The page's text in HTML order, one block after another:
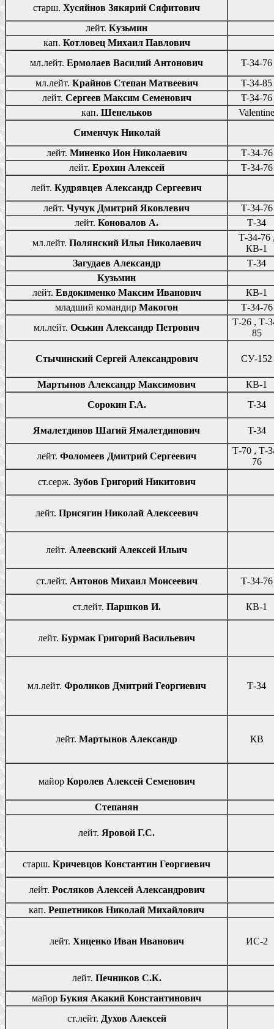
старш. Хусяйнов Зякярий Сяфитович
лейт. Кузьмин
кап. Котловец Михаил Павлович
мл.лейт. Ермолаев Василий Антонович
T-34-76
мл.лейт. Крайнов Степан Матвеевич
T-34-85
лейт. Сергеев Максим Семенович
T-34-76
кап. Шенельков
Valentine
Сименчук Николай
лейт. Миненко Ион Николаевич
Т-34-76
лейт. Ерохин Алексей
Т-34-76
лейт. Кудрявцев Александр Сергеевич
лейт. Чучук Дмитрий Яковлевич
Т-34-76
лейт. Коновалов А.
Т-34
мл.лейт. Полянский Илья Николаевич
Т-34-76
КВ-1
Загудаев Александр
Т-34
Кузьмин
лейт. Евдокименко Максим Иванович
КВ-1
младший командир Макогон
Т-34-76
мл.лейт. Оськин Александр Петрович
Т-26 , Т-
85
Стычинский Сергей Александрович СУ-152
Мартынов Александр Максимович
КВ-1
Сорокин Г.А.
T-34
Ямалетдинов Шагий Ямалетдинович T-34
лейт. Фоломеев Дмитрий Сергеевич
Т-70 , Т-
76
ст.серж. Зубов Григорий Никитович
лейт. Присягин Николай Алексеевич
лейт. Алеевский Алексей Ильич
ст.лейт. Антонов Михаил Моисеевич Т-34-76
ст.лейт. Паршков И. КВ-1
лейт. Бурмак Григорий Васильевич
мл.лейт. Фроликов Дмитрий Георгиевич Т-34
лейт. Мартынов Александр КВ
майор Королев Алексей Семенович
Степанян
лейт. Яровой Г.С.
старш. Кричевцов Константин Георгиевич
лейт. Росляков Алексей Александрович
кап. Решетников Николай Михайлович
лейт. Хиценко Иван Иванович ИС-2
лейт. Печников С.К.
майор Букия Акакий Константинович
ст.лейт. Духов Алексей